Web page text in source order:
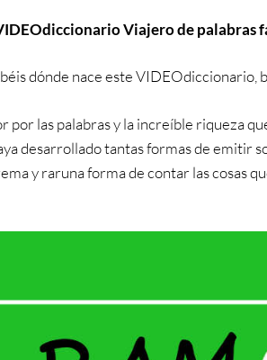
Viajerode palabras
dónde nace este VIDEOdiccionario,
por las palabras y la increíble riqueza
desarrollado tantas formas de emitir
y raruna forma de contar las cosas